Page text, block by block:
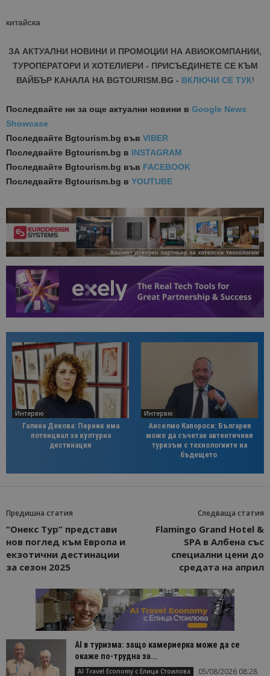
китайска
ЗА АКТУАЛНИ НОВИНИ И ПРОМОЦИИ НА АВИОКОМПАНИИ,
ТУРОПЕРАТОРИ И ХОТЕЛИЕРИ - ПРИСЪЕДИНЕТЕ СЕ КЪМ
ВАЙБЪР КАНАЛА НА BGTOURISM.BG - ВКЛЮЧИ СЕ ТУК!
Последвайте ни за още актуални новини в Google News
Showcase
Последвайте Bgtourism.bg във VIBER
Последвайте Bgtourism.bg в INSTAGRAM
Последвайте Bgtourism.bg във FACEBOOK
Последвайте Bgtourism.bg в YOUTUBE
Интервю
Галина Декова: Перник има
потенциал за културна
дестинация
Интервю
Анселмо Капороси: България
може да съчетае автентичния
туризъм с технологиите на
бъдещето
Предишна статия
“Онекс Тур” представи
нов поглед към Европа и
екзотични дестинации
за сезон 2025
Следваща статия
Flamingo Grand Hotel &
SPA в Албена със
специални цени до
средата на април
AI в туризма: защо камериерка може да се
окаже по-трудна за...
AI Travel Economy с Елица Стоилова 05/08/2026 08:28